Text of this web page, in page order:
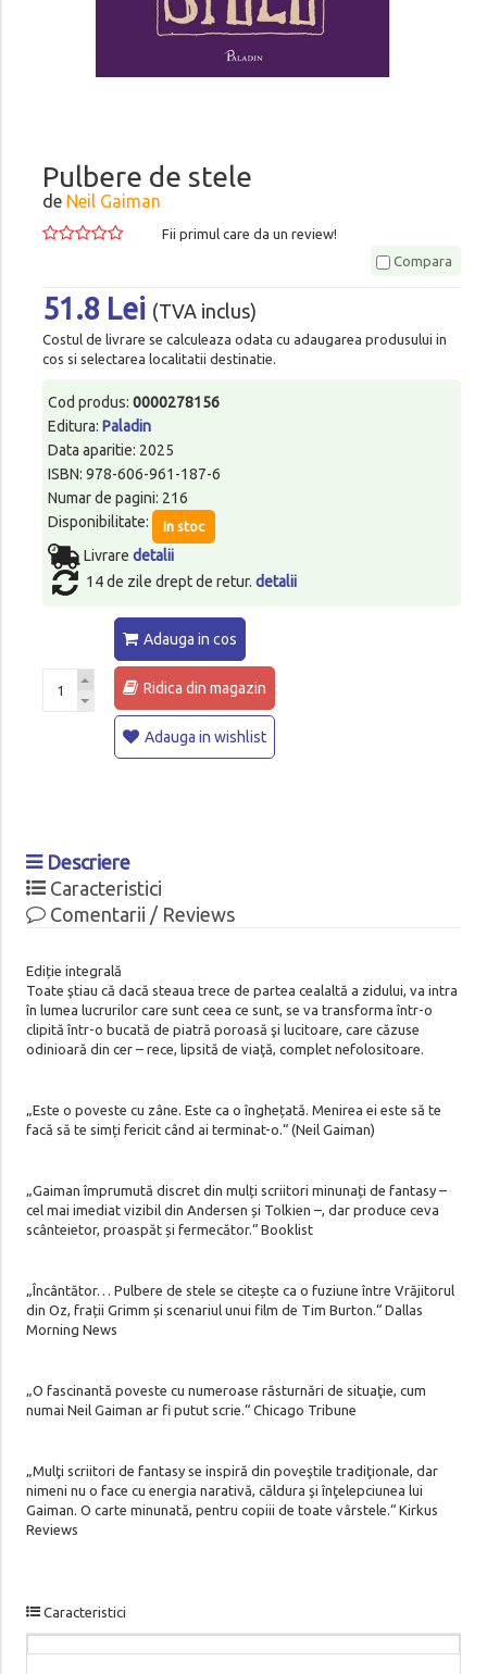
Pulbere de stele
de Neil Gaiman
Fii primul care da un review!
Compara
51.8 Lei (TVA inclus)
Costul de livrare se calculeaza odata cu adaugarea produsului in
cos si selectarea localitatii destinatie.
Cod produs: 0000278156
Editura: Paladin
Data aparitie: 2025
ISBN: 978-606-961-187-6
Numar de pagini: 216
Disponibilitate:
In stoc
Livrare detalii
14 de zile drept de retur. detalii
Adauga in cos
Ridica din magazin
Adauga in wishlist
Descriere
Caracteristici
Comentarii / Reviews
Ediție integrală
Toate ştiau că dacă steaua trece de partea cealaltă a zidului, va intra
în lumea lucrurilor care sunt ceea ce sunt, se va transforma într-o
clipită într-o bucată de piatră poroasă şi lucitoare, care căzuse
odinioară din cer – rece, lipsită de viaţă, complet nefolositoare.
„Este o poveste cu zâne. Este ca o înghețată. Menirea ei este să te
facă să te simți fericit când ai terminat-o.“ (Neil Gaiman)
„Gaiman împrumută discret din mulți scriitori minunați de fantasy –
cel mai imediat vizibil din Andersen și Tolkien –, dar produce ceva
scânteietor, proaspăt și fermecător.“ Booklist
„Încântător… Pulbere de stele se citește ca o fuziune între Vrăjitorul
din Oz, frații Grimm și scenariul unui film de Tim Burton.“ Dallas
Morning News
„O fascinantă poveste cu numeroase răsturnări de situaţie, cum
numai Neil Gaiman ar fi putut scrie.“ Chicago Tribune
„Mulţi scriitori de fantasy se inspiră din poveştile tradiţionale, dar
nimeni nu o face cu energia narativă, căldura şi înţelepciunea lui
Gaiman. O carte minunată, pentru copiii de toate vârstele.“ Kirkus
Reviews
Caracteristici